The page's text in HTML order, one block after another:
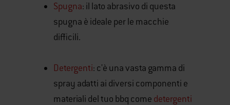
Spugna: il lato abrasivo di questa
spugna è ideale per le macchie
difficili.
Detergenti: c'è una vasta gamma di
spray adatti ai diversi componenti e
materiali del tuo bbq come detergenti